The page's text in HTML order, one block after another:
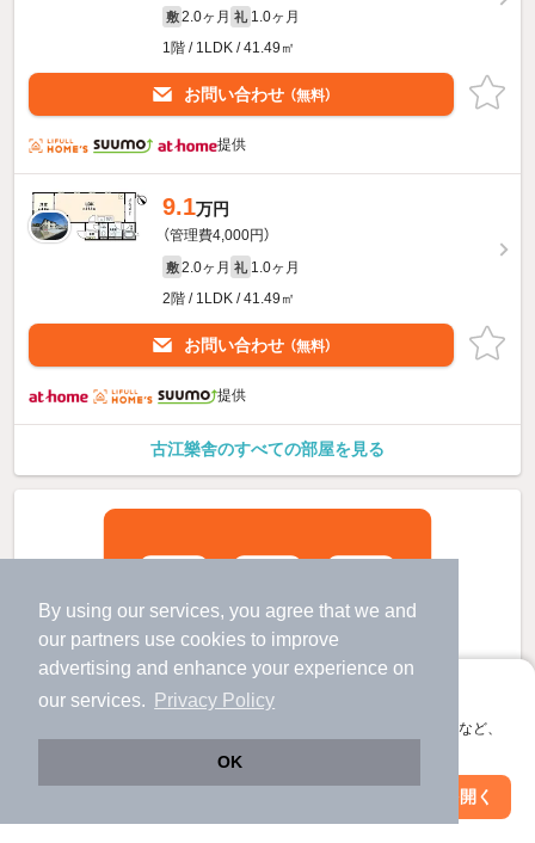
By using our services, you agree that we and
our partners use cookies to improve
advertising and enhance your experience on
our services.
Privacy Policy
OK
アプリに切り替えて、サクサクお部屋探し
会員登録なしですぐ使える。マップ検索やお気に入り保存など、
アプリを開く
敷 2.0ヶ月 礼 1.0ヶ月
1階 / 1LDK / 41.49㎡
お問い合わせ （無料）
提供
9.1万円
（管理費4,000円）
敷 2.0ヶ月 礼 1.0ヶ月
2階 / 1LDK / 41.49㎡
お問い合わせ （無料）
提供
古江樂舎のすべての部屋を見る
絞り込み条件を変更